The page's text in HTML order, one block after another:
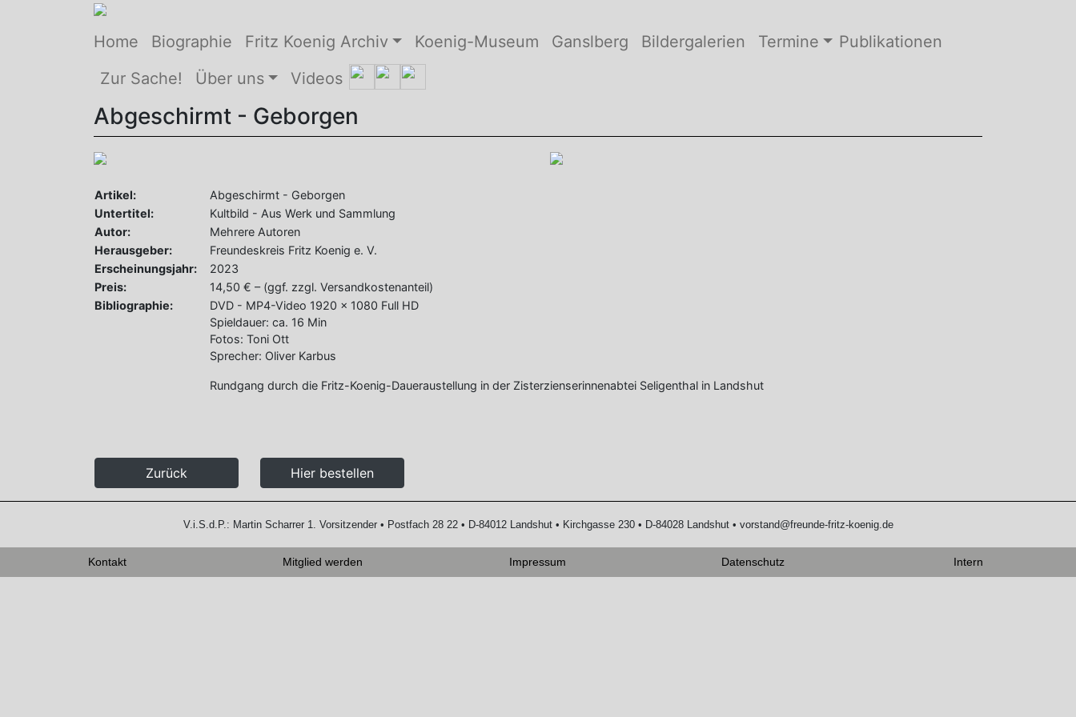
Home Biographie Fritz Koenig Archiv Koenig-Museum Ganslberg Bildergalerien Termine
Publikationen
Zur Sache!
Über uns Videos
Abgeschirmt - Geborgen
Artikel:
Abgeschirmt - Geborgen
Untertitel:
Kultbild - Aus Werk und Sammlung
Autor:
Mehrere Autoren
Herausgeber:
Freundeskreis Fritz Koenig e. V.
Erscheinungsjahr:
2023
Preis:
14,50 € – (ggf. zzgl. Versandkostenanteil)
Bibliographie:
DVD - MP4-Video 1920 x 1080 Full HD
Spieldauer: ca. 16 Min
Fotos: Toni Ott
Sprecher: Oliver Karbus
Rundgang durch die Fritz-Koenig-Daueraustellung in der Zisterzienserinnenabtei Seligenthal in Landshut
Zurück Hier bestellen
V.i.S.d.P.: Martin Scharrer 1. Vorsitzender • Postfach 28 22 • D-84012 Landshut • Kirchgasse 230 • D-84028 Landshut • vorstand@freunde-fritz-koenig.de
Kontakt Mitglied werden Impressum Datenschutz Intern